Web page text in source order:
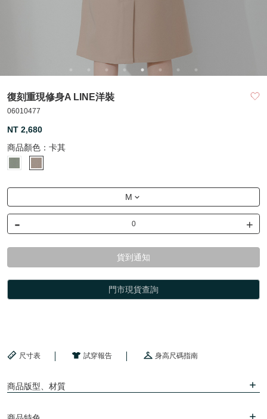
復刻重現修身A LINE洋裝
06010477
NT 2,680
商品顏色： 卡其
M
- +
貨到通知
門市現貨查詢
尺寸表 試穿報告 身高尺碼指南
商品版型、材質